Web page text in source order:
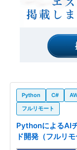
Python C#
フルリモート
PythonによるAI
ド開発（フルリモ